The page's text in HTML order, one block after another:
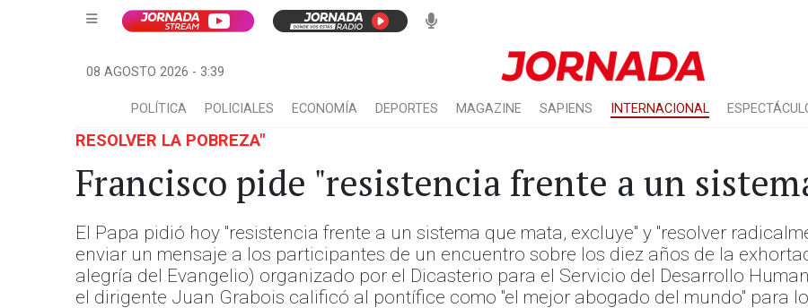
08 AGOSTO 2026 - 3:39
POLÍTICA POLICIALES ECONOMÍA DEPORTES MAGAZINE SAPIENS INTERNACIONAL
RESOLVER LA POBREZA"
Francisco pide "resistencia frente a un
El Papa pidió hoy "resistencia frente a un sistema que mata, excluye" y "resolver
enviar un mensaje a los participantes de un encuentro sobre los diez años de la
alegría del Evangelio) organizado por el Dicasterio para el Servicio del Desarrollo
el dirigente Juan Grabois calificó al pontífice como "el mejor abogado del mundo" para